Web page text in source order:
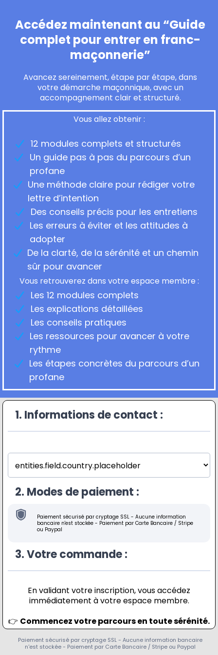
Accédez maintenant au “Guide
complet pour entrer en franc-
maçonnerie”
Avancez sereinement, étape par étape, dans
votre démarche maçonnique, avec un
accompagnement clair et structuré.
Vous allez obtenir :
12 modules complets et structurés
Un guide pas à pas du parcours d’un
profane
Une méthode claire pour rédiger votre
lettre d’intention
Des conseils précis pour les entretiens
Les erreurs à éviter et les attitudes à
adopter
De la clarté, de la sérénité et un chemin
sûr pour avancer
Vous retrouverez dans votre espace membre :
Les 12 modules complets
Les explications détaillées
Les conseils pratiques
Les ressources pour avancer à votre
rythme
Les étapes concrètes du parcours d’un
profane
1. Informations de contact :
2. Modes de paiement :
Paiement sécurisé par cryptage SSL - Aucune information
bancaire n'est stockée - Paiement par Carte Bancaire / Stripe
ou Paypal
3. Votre commande :
En validant votre inscription, vous accédez
immédiatement à votre espace membre.
👉 Commencez votre parcours en toute sérénité.
Paiement sécurisé par cryptage SSL - Aucune information bancaire
n'est stockée - Paiement par Carte Bancaire / Stripe ou Paypal